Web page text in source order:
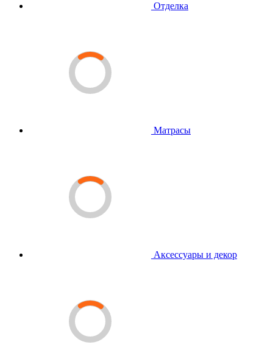
Отделка
Матрасы
Аксессуары и декор